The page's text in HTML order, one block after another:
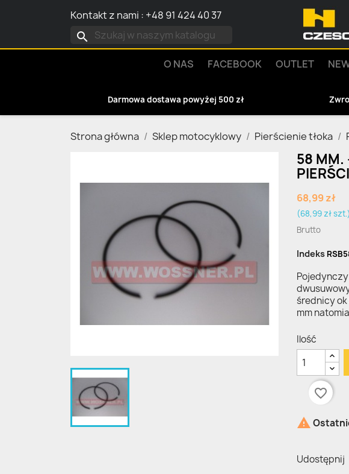
Kontakt z nami : +48 91 424 40 37
search
O NAS FACEBOOK OUTLET
Darmowa dostawa powyżej 500 zł
Strona główna Sklep motocyklowy Pierścienie tłoka
58 MM.
68,99 zł
(68,99 zł szt.)
Brutto
Indeks
średnicy ok
mm
Ilość
favorite_border

Udostępnij